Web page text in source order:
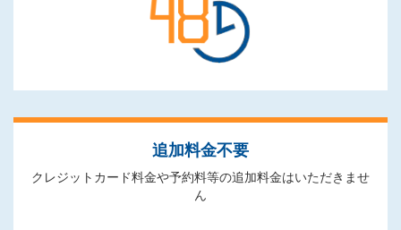
追加料金不要
クレジットカード料金や予約料等の追加料金はいただきませ
ん